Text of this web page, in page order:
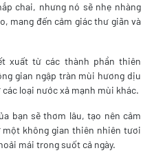
chai, nhưng nó sẽ nhẹ nhàng
mang đến cảm giác thư giãn và
xuất từ các thành phần thiên
gian ngập tràn mùi hương dịu
loại nước xả mạnh mùi khác.
bạn sẽ thơm lâu, tạo nên cảm
không gian thiên nhiên tươi
mái trong suốt cả ngày.